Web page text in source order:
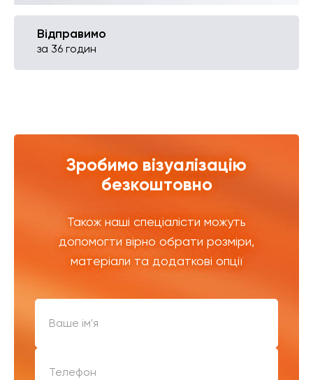
Відправимо
за 36 годин
Зробимо візуалізацію
безкоштовно
Також наші спеціалісти можуть
допомогти вірно обрати розміри,
матеріали та додаткові опції